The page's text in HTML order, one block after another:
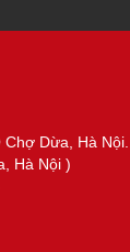
Dừa, Hà Nội.
Hà Nội )